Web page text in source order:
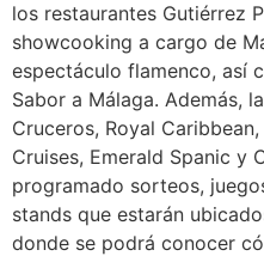
los restaurantes Gutiérrez
showcooking a cargo de
espectáculo flamenco, así
Sabor a Málaga. Además,
Cruceros, Royal
Cruises, Emerald Spanic y
programado sorteos,
stands que estarán
donde se podrá conocer